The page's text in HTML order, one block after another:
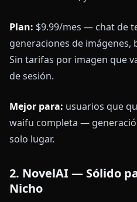
Plan: $9.99/mes — chat de
generaciones de
Sin tarifas por imagen que
de sesión.
Mejor para: usuarios que
waifu completa —
solo lugar.
2. NovelAI — Sólido
Nicho